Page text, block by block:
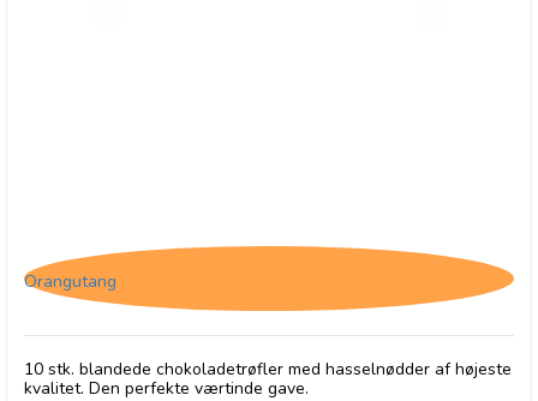
Orangutang
10 stk. blandede chokoladetrøfler med hasselnødder af højeste
kvalitet. Den perfekte værtinde gave.